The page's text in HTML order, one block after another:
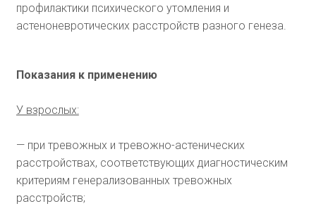
профилактики психического утомления и
астеноневротических расстройств разного генеза.
Показания к применению
У взрослых:
— при тревожных и тревожно-астенических
расстройствах, соответствующих диагностическим
критериям генерализованных тревожных
расстройств;